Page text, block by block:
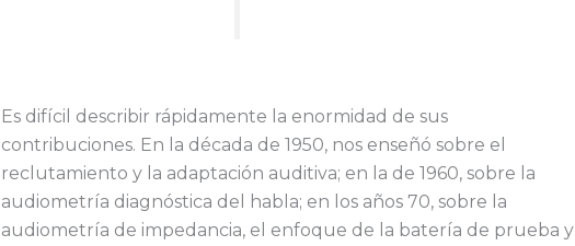
Es difícil describir rápidamente la enormidad de sus
contribuciones. En la década de 1950, nos enseñó sobre el
reclutamiento y la adaptación auditiva; en la de 1960, sobre la
audiometría diagnóstica del habla; en los años 70, sobre la
audiometría de impedancia, el enfoque de la batería de prueba y